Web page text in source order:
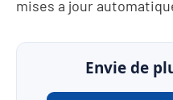
mises a jour
Envie de